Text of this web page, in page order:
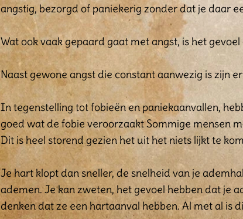
angstig, bezorgd of paniekerig zonder dat je daar
Wat ook vaak gepaard gaat met angst, is het
Naast gewone angst die constant aanwezig is zijn
In tegenstelling tot fobieën en paniekaanvallen,
goed wat de fobie veroorzaakt Sommige mensen
Dit is heel storend gezien het uit het niets lijkt te
Je hart klopt dan sneller, de snelheid van je
ademen. Je kan zweten, het gevoel hebben dat je
denken dat ze een hartaanval hebben. Al met al is